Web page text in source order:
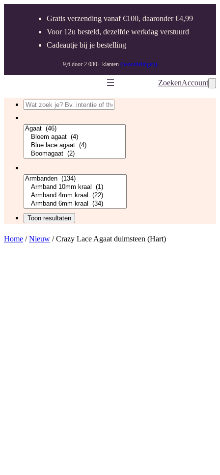
Gratis verzending vanaf €100, daaronder €4,99
Voor 12u besteld, dezelfde werkdag verstuurd
Cadeautje bij je bestelling
9,6 door 2.030+ klanten (beoordelingen)
ZoekenAccount
Home /Nieuw / Crazy Lace Agaat duimsteen (Hart)